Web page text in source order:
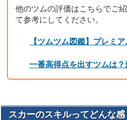
他のツムの評価はこちらでご
て参考にしてください。
【ツムツム図鑑】プレミ
一番高得点を出すツムは
スカーのスキルってどんな感